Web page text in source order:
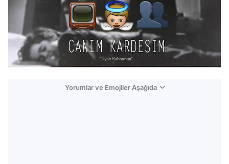
Yorumlar ve Emojiler Aşağıda